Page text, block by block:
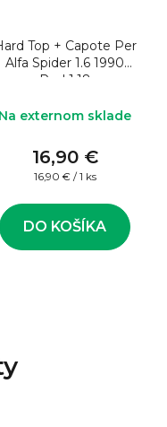
Top + Capote Per
Alfa Spider 1.6 1990
Red 1:18
Na externom sklade
16,90 €
Jednotková
16,90 € / 1 ks
DO KOŠÍKA